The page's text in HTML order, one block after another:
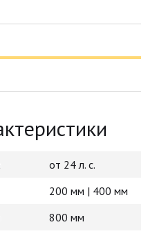
от 24 л. с.
200 мм | 400 мм
800 мм